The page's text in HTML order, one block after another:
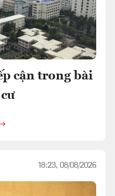
cận trong bài
18:23, 08/08/2026